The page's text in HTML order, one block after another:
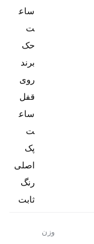
ساع
حک
برند
روی
قفل
ساع
پک
رنگ
ثابت
وزن